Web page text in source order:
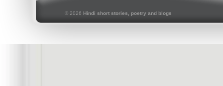
© 2026 Hindi short stories, poetry and blogs